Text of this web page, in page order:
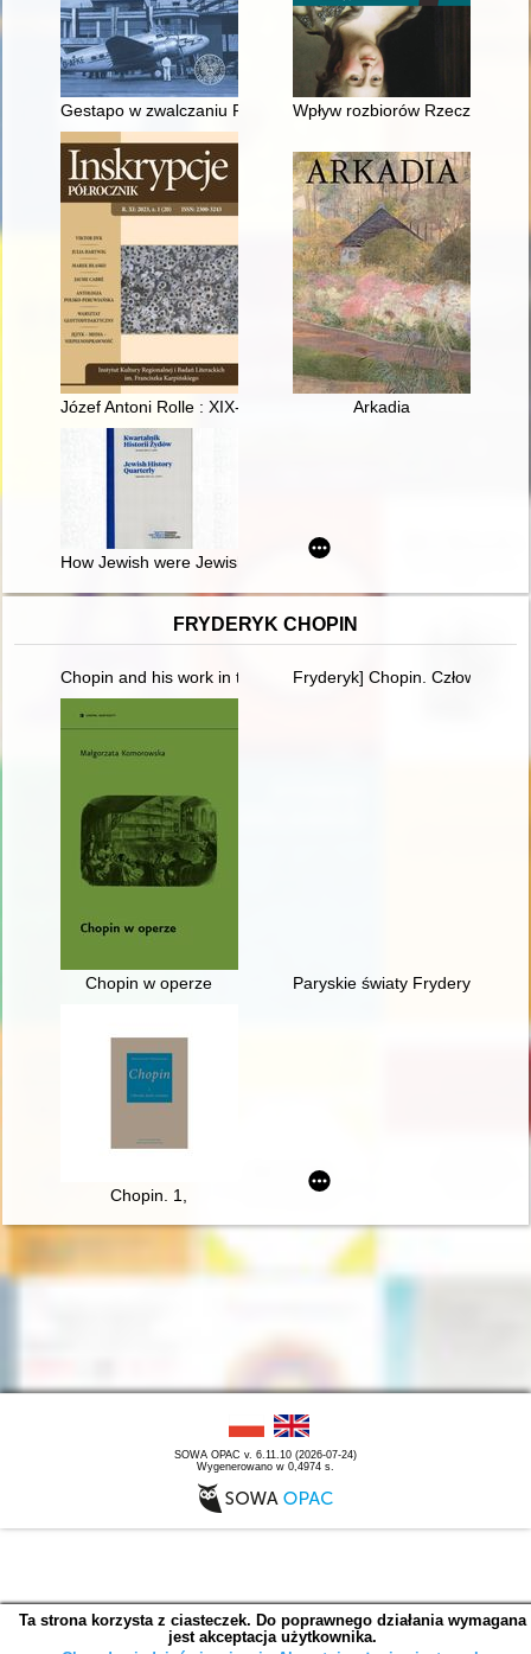
Gestapo w zwalczaniu Polski podziemnej na Pomorzu
Wpływ rozbiorów
Józef Antoni Rolle : XIX-wieczny polihistorArkadia
How Jewish were Jewish communists?
FRYDERYK CHOPIN
Chopin and his work in the context of culture. Vol 1
Fryderyk] Chopin. Człowiek,
Chopin w operze Paryskie światy Fryderyka
Chopin. 1,
SOWA OPAC v. 6.11.10 (2026-07-24)
Wygenerowano w 0,4974 s.
Ta strona korzysta z ciasteczek. Do poprawnego działania wymagana
jest akceptacja użytkownika.